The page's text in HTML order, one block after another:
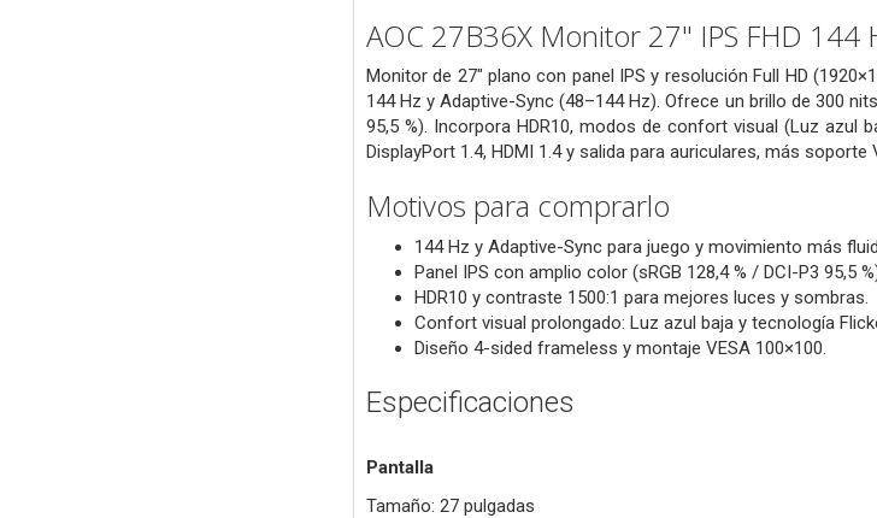
AOC 27B36X Monitor 27" IPS FHD 144
Monitor de 27" plano con panel IPS y resolución Full HD
144 Hz y Adaptive-Sync (48–144 Hz). Ofrece un brillo de 300
95,5 %). Incorpora HDR10, modos de confort visual (Luz azul
DisplayPort 1.4, HDMI 1.4 y salida para auriculares, más
Motivos para comprarlo
144 Hz y Adaptive-Sync para juego y movimiento más
Panel IPS con amplio color (sRGB 128,4 % / DCI-P3 95,5
HDR10 y contraste 1500:1 para mejores luces y sombras.
Confort visual prolongado: Luz azul baja y tecnología
Diseño 4-sided frameless y montaje VESA 100×100.
Especificaciones
Pantalla
Tamaño: 27 pulgadas